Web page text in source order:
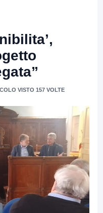
VISTO 157 VOLTE